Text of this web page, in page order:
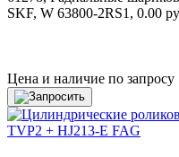
SKF, W 63800-2RS1, 0.00
Цена и наличие по запросу